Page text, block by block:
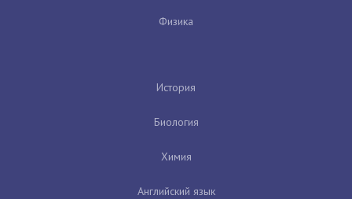
Физика
История
Биология
Химия
Английский язык